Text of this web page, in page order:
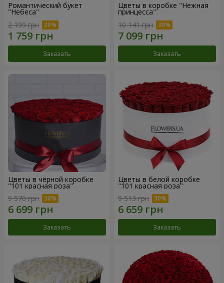
Романтический букет
"Небеса"
2 199 грн
Заказать
Цветы в коробке "Нежная
принцесса"
10 141 грн
Заказать
Цветы в чёрной коробке
"101 красная роза"
9 570 грн
Заказать
Цветы в белой коробке
"101 красная роза"
9 513 грн
Заказать